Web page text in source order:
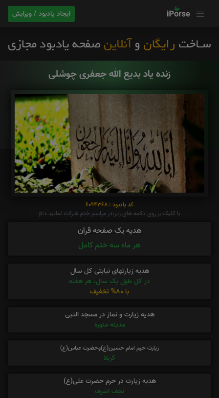
ایجاد یادبود / ویرایش
زنده یاد بدیع الله جعفری چوشلی
کد یادبود : 6094368
با کلیک بر روی دکمه های زیر،در مراسم ختم شرکت نمایید p:0
هدیه یک صفحه قرآن
هر ماه سه ختم کامل
هدیه زیارتهای نیابتی کل سال
در کل طول یک سال، هر هفته
با 80% تخفیف
هدیه زیارت و نماز در مسجد النبی
مدینه منوره
زیارت حرم امام حسین(ع)وحضرت عباس(ع)
کربلا
هدیه زیارت در حرم حضرت علی(ع)
نجف اشرف